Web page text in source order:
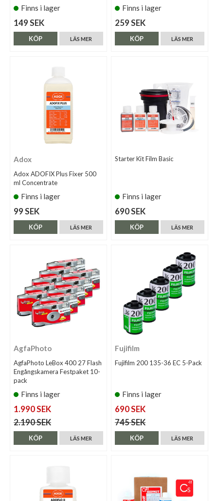
Finns i lager
149 SEK
LÄS MER
KÖP
Finns i lager
259 SEK
LÄS MER
KÖP
Adox
Adox ADOFIX Plus Fixer 500
ml Concentrate
Finns i lager
99 SEK
LÄS MER
KÖP
Starter Kit Film Basic
Finns i lager
690 SEK
LÄS MER
KÖP
AgfaPhoto
AgfaPhoto LeBox 400 27 Flash
Engångskamera Festpaket 10-
pack
Finns i lager
1.990 SEK
2.190 SEK
LÄS MER
KÖP
Fujifilm
Fujifilm 200 135-36 EC 5-Pack
Finns i lager
690 SEK
745 SEK
LÄS MER
KÖP